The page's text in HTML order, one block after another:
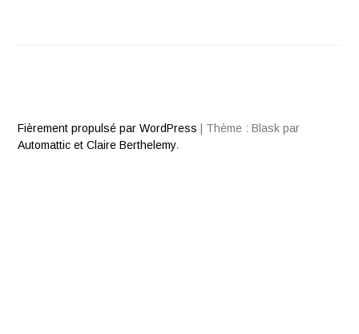
Fièrement propulsé par WordPress
Thème : Blask par
Automattic et Claire Berthelemy.